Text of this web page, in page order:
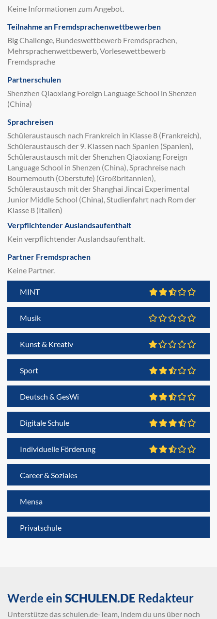
Keine Informationen zum Angebot.
Teilnahme an Fremdsprachenwettbewerben
Big Challenge, Bundeswettbewerb Fremdsprachen,
Mehrsprachenwettbewerb, Vorlesewettbewerb
Fremdsprache
Partnerschulen
Shenzhen Qiaoxiang Foreign Language School in Shenzen
(China)
Sprachreisen
Schüleraustausch nach Frankreich in Klasse 8 (Frankreich),
Schüleraustausch der 9. Klassen nach Spanien (Spanien),
Schüleraustausch mit der Shenzhen Qiaoxiang Foreign
Language School in Shenzen (China), Sprachreise nach
Bournemouth (Oberstufe) (Großbritannien),
Schüleraustausch mit der Shanghai Jincai Experimental
Junior Middle School (China), Studienfahrt nach Rom der
Klasse 8 (Italien)
Verpflichtender Auslandsaufenthalt
Kein verpflichtender Auslandsaufenthalt.
Partner Fremdsprachen
Keine Partner.
MINT
Musik
Kunst & Kreativ
Sport
Deutsch & GesWi
Digitale Schule
Individuelle Förderung
Career & Soziales
Mensa
Privatschule
Werde ein SCHULEN.DE Redakteur
Unterstütze das schulen.de-Team, indem du uns über noch